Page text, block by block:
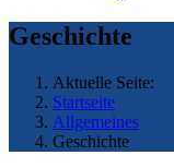
Geschichte
Aktuelle Seite:
Startseite
Allgemeines
Geschichte